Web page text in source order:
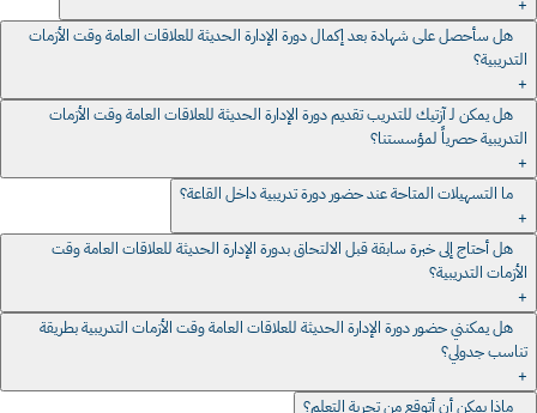
+
هل سأحصل على شهادة بعد إكمال دورة الإدارة الحديثة للعلاقات العامة وقت الأزمات
التدريبية؟
+
هل يمكن لـ ‎آزتيك للتدريب‎ تقديم دورة الإدارة الحديثة للعلاقات العامة وقت الأزمات
التدريبية حصرياً لمؤسستنا؟
+
ما التسهيلات المتاحة عند حضور دورة تدريبية داخل القاعة؟
+
هل أحتاج إلى خبرة سابقة قبل الالتحاق بدورة الإدارة الحديثة للعلاقات العامة وقت
الأزمات التدريبية؟
+
هل يمكنني حضور دورة الإدارة الحديثة للعلاقات العامة وقت الأزمات التدريبية بطريقة
تناسب جدولي؟
+
ماذا يمكن أن أتوقع من تجربة التعلم؟